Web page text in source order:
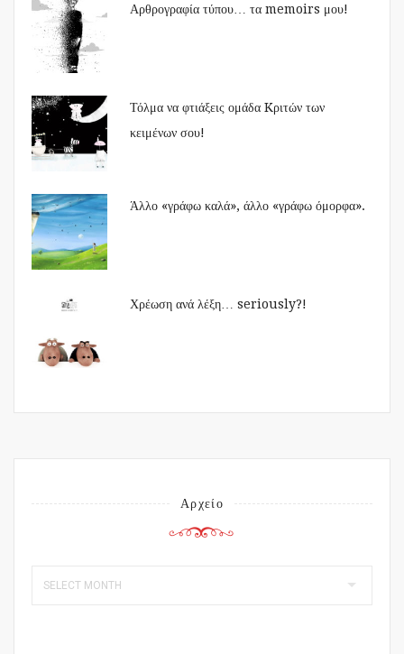
Αρθρογραφία τύπου… τα memoirs μου!
Τόλμα να φτιάξεις ομάδα Kριτών των
κειμένων σου!
Άλλο «γράφω καλά», άλλο «γράφω όμορφα».
Χρέωση ανά λέξη… seriously?!
Αρχείο